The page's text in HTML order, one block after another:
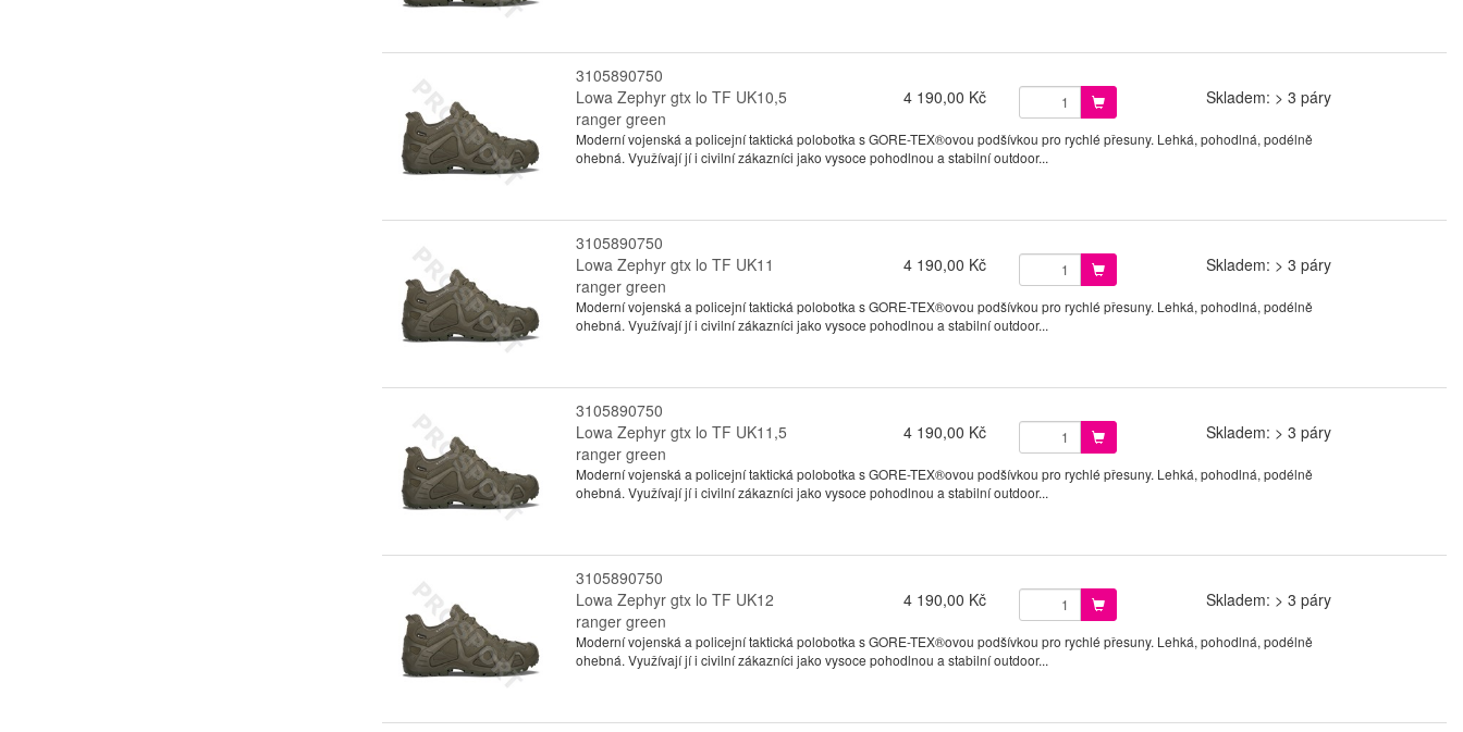
3105890750
Lowa Zephyr gtx lo TF UK10,5
ranger green
4 190,00 Kč Skladem: > 3 páry
Moderní vojenská a policejní taktická polobotka s GORE-TEX®ovou podšívkou pro rychlé přesuny. Lehká, pohodlná, podélně
ohebná. Využívají jí i civilní zákazníci jako vysoce pohodlnou a stabilní outdoor...
3105890750
Lowa Zephyr gtx lo TF UK11
ranger green
4 190,00 Kč Skladem: > 3 páry
Moderní vojenská a policejní taktická polobotka s GORE-TEX®ovou podšívkou pro rychlé přesuny. Lehká, pohodlná, podélně
ohebná. Využívají jí i civilní zákazníci jako vysoce pohodlnou a stabilní outdoor...
3105890750
Lowa Zephyr gtx lo TF UK11,5
ranger green
4 190,00 Kč Skladem: > 3 páry
Moderní vojenská a policejní taktická polobotka s GORE-TEX®ovou podšívkou pro rychlé přesuny. Lehká, pohodlná, podélně
ohebná. Využívají jí i civilní zákazníci jako vysoce pohodlnou a stabilní outdoor...
3105890750
Lowa Zephyr gtx lo TF UK12
ranger green
4 190,00 Kč Skladem: > 3 páry
Moderní vojenská a policejní taktická polobotka s GORE-TEX®ovou podšívkou pro rychlé přesuny. Lehká, pohodlná, podélně
ohebná. Využívají jí i civilní zákazníci jako vysoce pohodlnou a stabilní outdoor...